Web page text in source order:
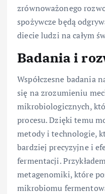
zrównoważonego
spożywcze będą
diecie ludzi na całym
Badania i
Współczesne badania
się na zrozumieniu
mikrobiologicznych,
procesu. Dzięki temu
metody i technologie,
bardziej precyzyjne i
fermentacji.
metagenomiki, które
mikrobiomu